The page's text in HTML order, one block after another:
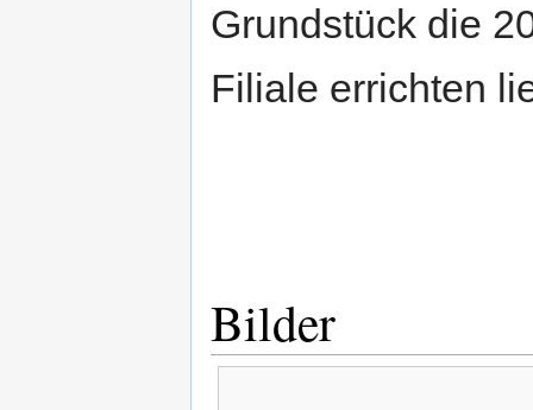
Grundstück die
Filiale errichten
Bilder